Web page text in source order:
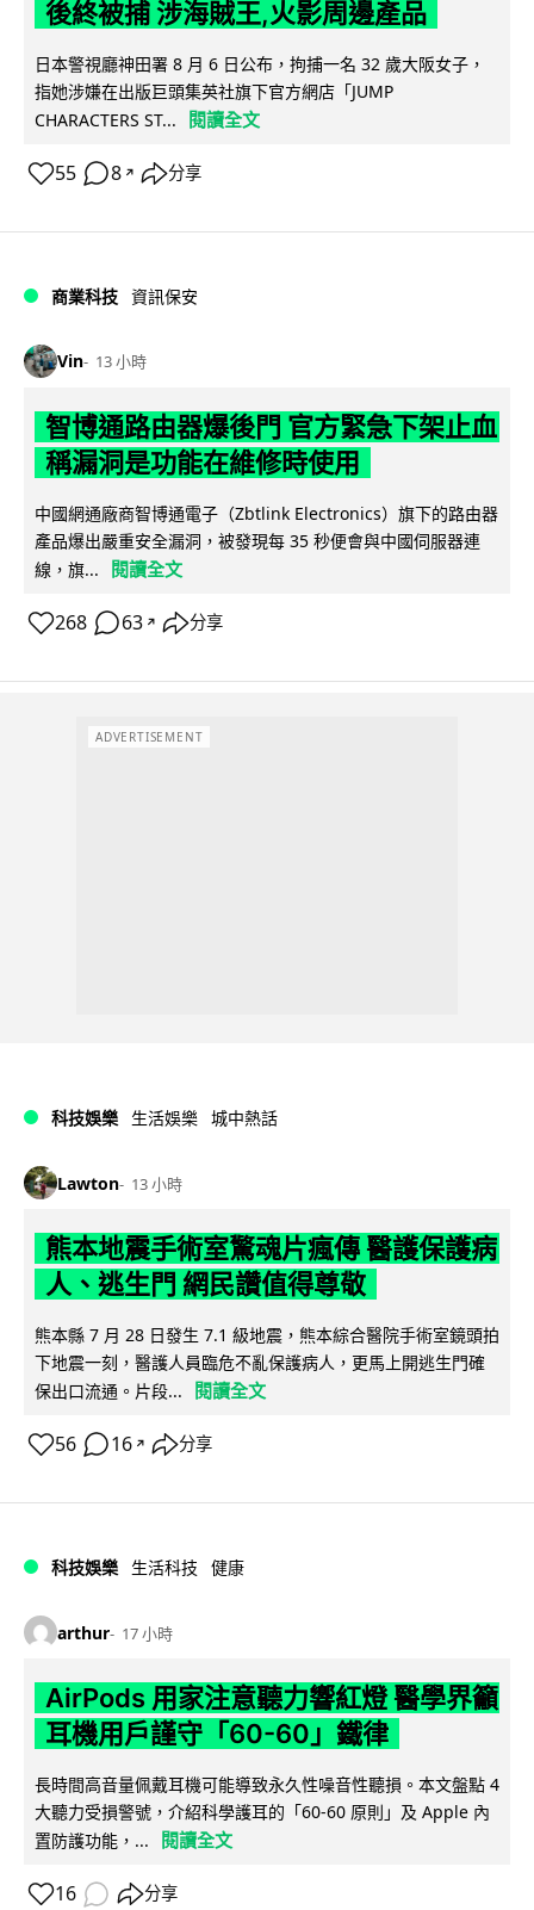
後終被捕 涉海賊王,火影周邊產品
日本警視廳神田署 8 月 6 日公布，拘捕一名 32 歲大阪女子，
指她涉嫌在出版巨頭集英社旗下官方網店「JUMP
CHARACTERS ST...
閱讀全文
55 8 ↗ 分享
商業科技 資訊保安
Vin 13 小時
智博通路由器爆後門 官方緊急下架止血
稱漏洞是功能在維修時使用
中國網通廠商智博通電子（Zbtlink Electronics）旗下的路由器
產品爆出嚴重安全漏洞，被發現每 35 秒便會與中國伺服器連
線，旗...
閱讀全文
268 63 ↗ 分享
ADVERTISEMENT
科技娛樂 生活娛樂 城中熱話
Lawton 13 小時
熊本地震手術室驚魂片瘋傳 醫護保護病
人、逃生門 網民讚值得尊敬
熊本縣 7 月 28 日發生 7.1 級地震，熊本綜合醫院手術室鏡頭拍
下地震一刻，醫護人員臨危不亂保護病人，更馬上開逃生門確
保出口流通。片段...
閱讀全文
56 16 ↗ 分享
科技娛樂 生活科技 健康
arthur 17 小時
AirPods 用家注意聽力響紅燈 醫學界籲
耳機用戶謹守「60-60」鐵律
長時間高音量佩戴耳機可能導致永久性噪音性聽損。本文盤點 4
大聽力受損警號，介紹科學護耳的「60-60 原則」及 Apple 內
置防護功能，...
閱讀全文
16 分享